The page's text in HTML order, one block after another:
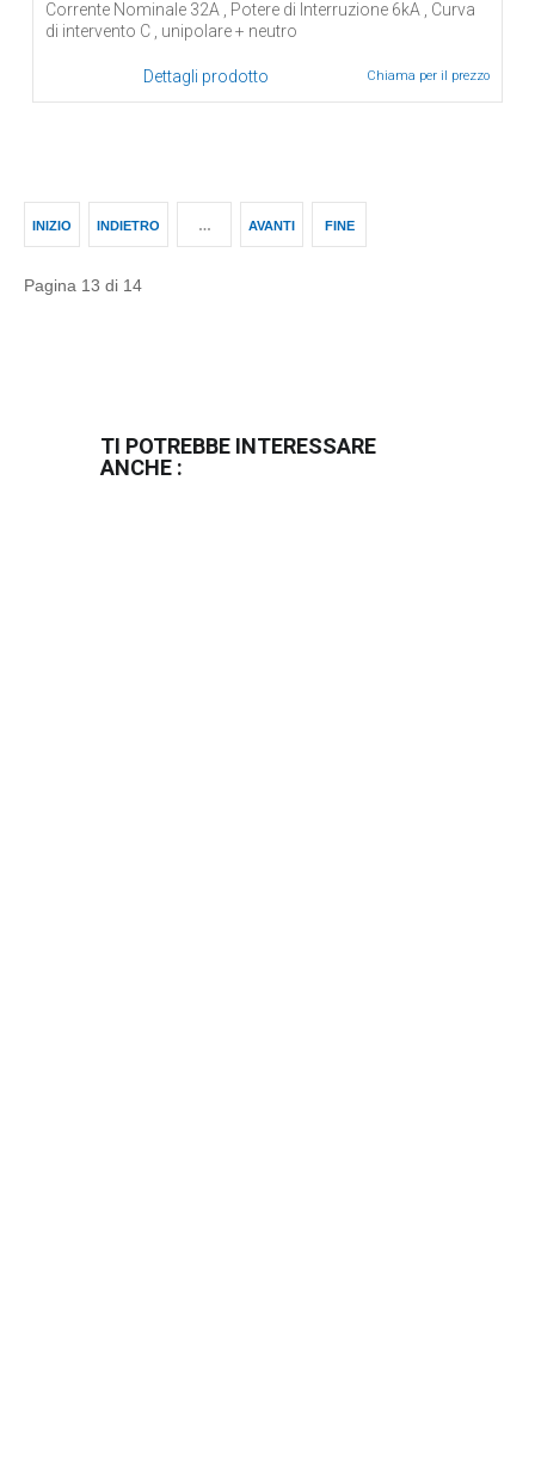
Corrente Nominale 32A , Potere di Interruzione 6kA , Curva
di intervento C , unipolare + neutro
Chiama per il prezzo
Dettagli prodotto
INIZIO INDIETRO … AVANTI FINE
Pagina 13 di 14
TI POTREBBE INTERESSARE
ANCHE :